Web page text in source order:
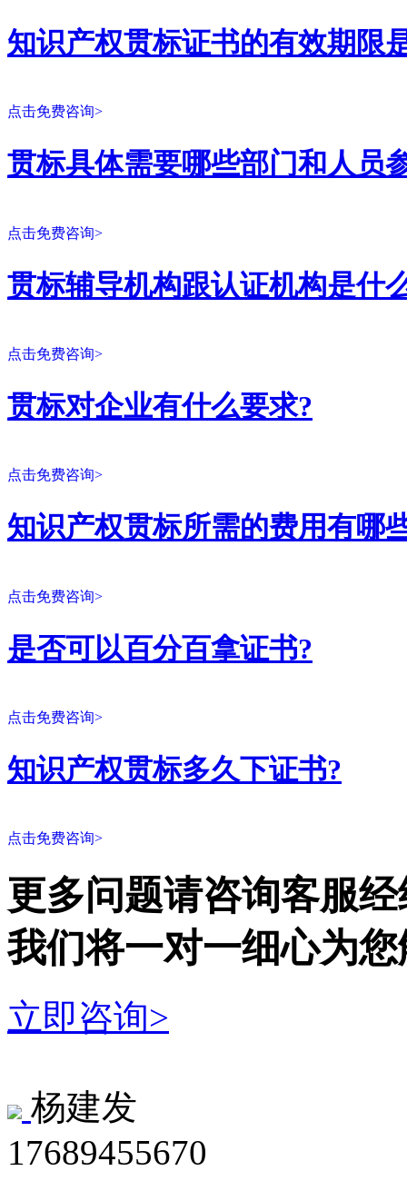
知识产权贯标证书的有效期限
点击免费咨询>
贯标具体需要哪些部门和人员
点击免费咨询>
贯标辅导机构跟认证机构是什
点击免费咨询>
贯标对企业有什么要求?
点击免费咨询>
知识产权贯标所需的费用有哪
点击免费咨询>
是否可以百分百拿证书?
点击免费咨询>
知识产权贯标多久下证书?
点击免费咨询>
更多问题请咨询客服
我们将一对一细心为
立即咨询>
杨建发
17689455670